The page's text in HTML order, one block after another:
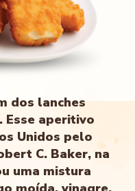
dos lanches
Esse aperitivo
Unidos pelo
C. Baker, na
uma mistura